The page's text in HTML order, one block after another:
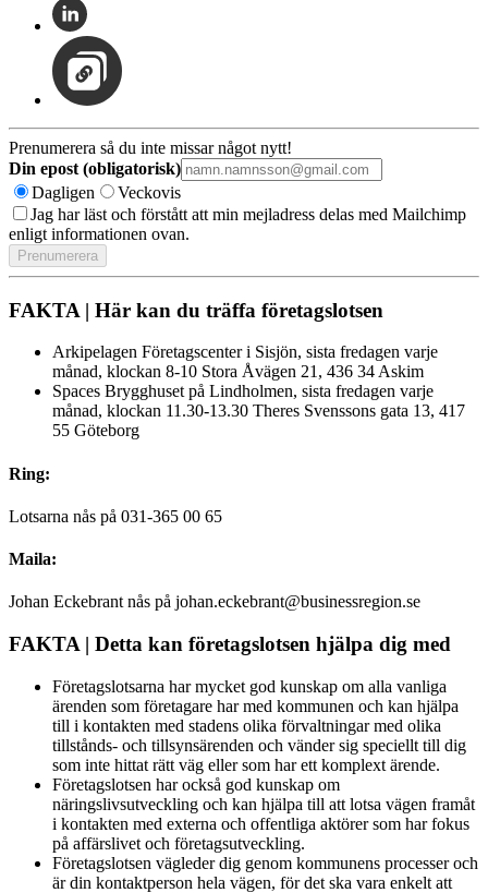
Prenumerera så du inte missar något nytt!
Din epost (obligatorisk)
Dagligen
Veckovis
Jag har läst och förstått att min mejladress delas med Mailchimp
enligt informationen ovan.
FAKTA | Här kan du träffa företagslotsen
Arkipelagen Företagscenter i Sisjön, sista fredagen varje
månad, klockan 8-10 Stora Åvägen 21, 436 34 Askim
Spaces Brygghuset på Lindholmen, sista fredagen varje
månad, klockan 11.30-13.30 Theres Svenssons gata 13, 417
55 Göteborg
Ring:
Lotsarna nås på 031-365 00 65
Maila:
Johan Eckebrant nås på johan.eckebrant@businessregion.se
FAKTA | Detta kan företagslotsen hjälpa dig med
Företagslotsarna har mycket god kunskap om alla vanliga
ärenden som företagare har med kommunen och kan hjälpa
till i kontakten med stadens olika förvaltningar med olika
tillstånds- och tillsynsärenden och vänder sig speciellt till dig
som inte hittat rätt väg eller som har ett komplext ärende.
Företagslotsen har också god kunskap om
näringslivsutveckling och kan hjälpa till att lotsa vägen framåt
i kontakten med externa och offentliga aktörer som har fokus
på affärslivet och företagsutveckling.
Företagslotsen vägleder dig genom kommunens processer och
är din kontaktperson hela vägen, för det ska vara enkelt att